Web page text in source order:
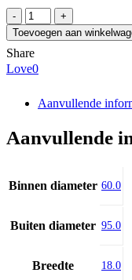
NSK
N1012
MRKRCC1P4
aantal
Toevoegen aan
Share
Love0
Aanvullende
Aanvullende
Binnen diameter 60.0
Buiten diameter 95.0
Breedte 18.0